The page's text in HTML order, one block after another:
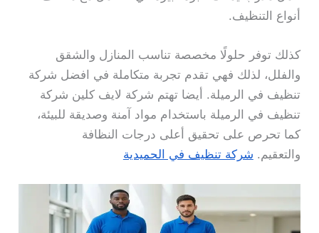
أنواع التنظيف.
كذلك توفر حلولًا مخصصة تناسب المنازل والشقق
والفلل، لذلك فهي تقدم تجربة متكاملة في افضل شركة
تنظيف في الرميلة. أيضا تهتم شركة لايف كلين شركة
تنظيف في الرميلة باستخدام مواد آمنة وصديقة للبيئة،
كما تحرص على تحقيق أعلى درجات النظافة
والتعقيم. شركة تنظيف في الحميدية